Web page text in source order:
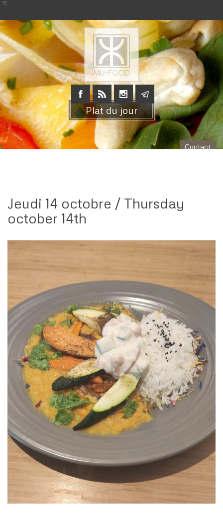
Plat du jour
Contact
Jeudi 14 octobre / Thursday
october 14th